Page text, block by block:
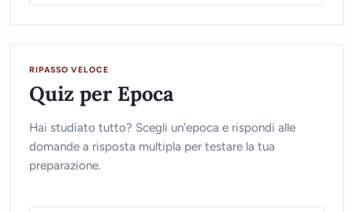
RIPASSO VELOCE
Quiz per Epoca
Hai studiato tutto? Scegli un'epoca e rispondi alle
domande a risposta multipla per testare la tua
preparazione.